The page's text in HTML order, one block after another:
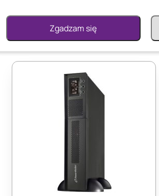
Zgadzam się